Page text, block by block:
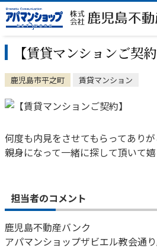
【賃貸マンションご契約
鹿児島市平之町 賃貸マンション
何度も内見をさせてもらってありが
親身になって一緒に探して頂いて嬉
担当者のコメント
鹿児島不動産バンク
アパマンショップザビエル教会通り